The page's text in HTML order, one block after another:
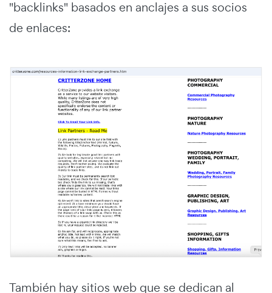
"backlinks" basados en anclajes a sus socios
de enlaces:
También hay sitios web que se dedican al